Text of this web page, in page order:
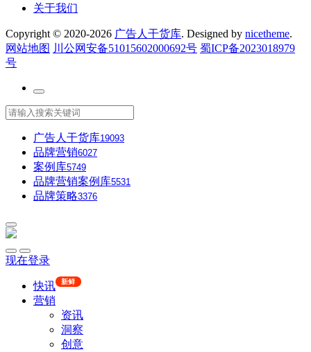
关于我们
Copyright © 2020-2026 广告人干货库. Designed by nicetheme.
网站地图 川公网安备51015602000692号 蜀ICP备2023018979
号
广告人干货库19093
品牌营销6027
案例库5749
品牌营销案例库5531
品牌策略3376
现在登录
快讯 新鲜
营销
资讯
洞察
创意